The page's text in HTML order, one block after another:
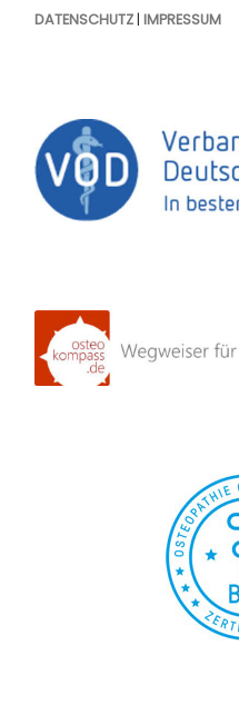
DATENSCHUTZ| IMPRESSUM